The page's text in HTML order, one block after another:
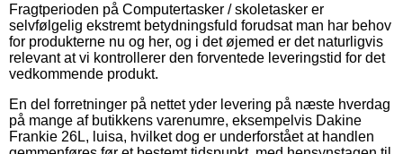
Fragtperioden på Computertasker / skoletasker er
selvfølgelig ekstremt betydningsfuld forudsat man har behov
for produkterne nu og her, og i det øjemed er det naturligvis
relevant at vi kontrollerer den forventede leveringstid for det
vedkommende produkt.
En del forretninger på nettet yder levering på næste hverdag
på mange af butikkens varenumre, eksempelvis Dakine
Frankie 26L, luisa, hvilket dog er underforstået at handlen